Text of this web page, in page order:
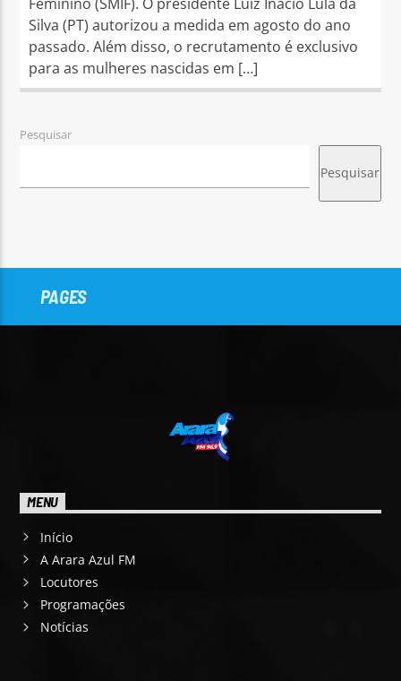
Silva (PT) autorizou a medida em agosto do ano
passado. Além disso, o recrutamento é exclusivo
para as mulheres nascidas em […]
Pesquisar
Pesquisar
PAGES
MENU
Início
A Arara Azul FM
Locutores
Programações
Notícias